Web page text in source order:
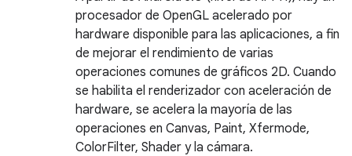
procesador de OpenGL acelerado por
hardware disponible para las aplicaciones, a fin
de mejorar el rendimiento de varias
operaciones comunes de gráficos 2D. Cuando
se habilita el renderizador con aceleración de
hardware, se acelera la mayoría de las
operaciones en Canvas, Paint, Xfermode,
ColorFilter, Shader y la cámara.